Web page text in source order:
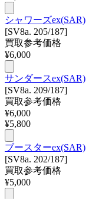
シャワーズex(SAR)
[SV8a. 205/187]
買取参考価格
¥6,000
サンダースex(SAR)
[SV8a. 209/187]
買取参考価格
¥6,000
¥5,800
ブースターex(SAR)
[SV8a. 202/187]
買取参考価格
¥5,000